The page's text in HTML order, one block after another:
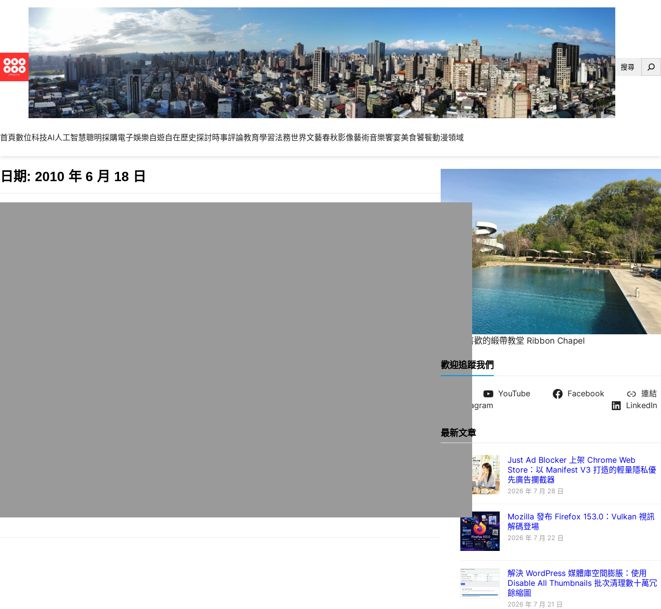
搜
首頁數位科技AI人工智慧聰明採購電子娛樂自遊自在歷史探討時事評論教育學習法務世界文藝春秋影像藝術音樂饗宴美食饕餮動漫領域
日期: 2010 年 6 月 18 日
一直很喜歡的緞帶教堂 Ribbon Chapel
歡迎追蹤我們
YouTube Facebook
連結
Instagram
LinkedIn
最新文章
Just Ad Blocker 上架 Chrome Web
Store：以 Manifest V3 打造的輕量隱私優
先廣告攔截器
2026 年 7 月 28 日
Mozilla 發布 Firefox 153.0：Vulkan 視訊
解碼登場
2026 年 7 月 22 日
解決 WordPress 媒體庫空間膨脹：使用
Disable All Thumbnails 批次清理數十萬冗
餘縮圖
2026 年 7 月 21 日